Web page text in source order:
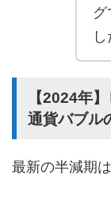
し
【2024年
通貨バブル
最新の半減期は